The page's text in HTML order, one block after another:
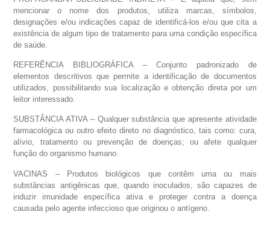
mencionar o nome dos produtos, utiliza marcas, símbolos,
designações e/ou indicações capaz de identificá-los e/ou que cita a
existência de algum tipo de tratamento para uma condição específica
de saúde.
REFERÊNCIA BIBLIOGRÁFICA – Conjunto padronizado de
elementos descritivos que permite a identificação de documentos
utilizados, possibilitando sua localização e obtenção direta por um
leitor interessado.
SUBSTÂNCIA ATIVA – Qualquer substância que apresente atividade
farmacológica ou outro efeito direto no diagnóstico, tais como: cura,
alívio, tratamento ou prevenção de doenças; ou afete qualquer
função do organismo humano.
VACINAS – Produtos biológicos que contêm uma ou mais
substâncias antigênicas que, quando inoculados, são capazes de
induzir imunidade específica ativa e proteger contra a doença
causada pelo agente infeccioso que originou o antígeno.